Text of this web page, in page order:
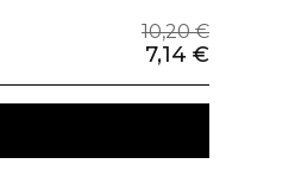
10,20 €
7,14 €